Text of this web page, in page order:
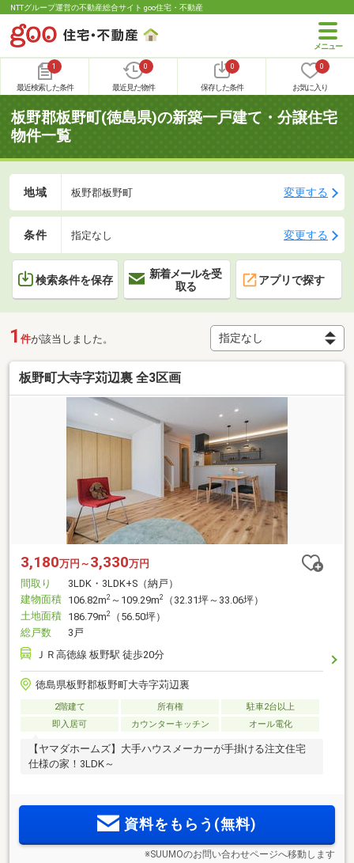
NTTグループ運営の不動産総合サイト goo住宅・不動産
1
最近検索した条件
0
最近見た物件
0
保存した条件
0
お気に入り
板野郡板野町(徳島県)の新築一戸建て・分譲住宅
物件一覧
地域 板野郡板野町 変更する
条件 指定なし 変更する
検索条件を保存
新着メールを受
取る
アプリで探す
1 件が該当しました。
板野町大寺字苅辺裏 全3区画
3,180万円～ 3,330万円
間取り
3LDK・3LDK+S（納戸）
建物面積 106.82m2 ～109.29m2
（32.31坪～33.06坪）
土地面積 186.79m2
（56.50坪）
総戸数
3戸
ＪＲ高徳線 板野駅 徒歩20分
徳島県板野郡板野町大寺字苅辺裏
2階建て 所有権
駐車2台以上
即入居可
カウンターキッチン オール電化
【ヤマダホームズ】大手ハウスメーカーが手掛ける注文住宅
仕様の家！3LDK～
資料をもらう(無料)
※SUUMOのお問い合わせページへ移動します